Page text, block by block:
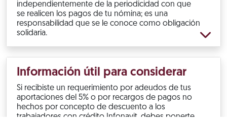
independientemente de la periodicidad con que
se realicen los pagos de tu nómina; es una
responsabilidad que se le conoce como obligación
solidaria.
Información útil para considerar
Si recibiste un requerimiento por adeudos de tus
aportaciones del 5% o por recargos de pagos no
hechos por concepto de descuento a los
trabajadores con crédito Infonavit, debes ponerte